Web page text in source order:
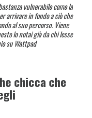
vulnerabile come la
arrivare in fondo a ciò che
al suo percorso. Viene
lo notai già da chi lesse
su Wattpad
chicca che